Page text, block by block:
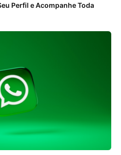
Perfil e Acompanhe Toda